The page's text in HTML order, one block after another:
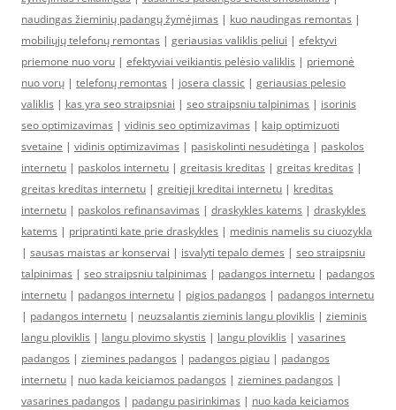
naudingas žieminių padangų žymėjimas | kuo naudingas remontas |
mobiliųjų telefonų remontas | geriausias valiklis peliui | efektyvi
priemone nuo voru | efektyviai veikiantis pelėsio valiklis | priemonė
nuo vorų | telefonų remontas | josera classic | geriausias pelesio
valiklis | kas yra seo straipsniai | seo straipsniu talpinimas | isorinis
seo optimizavimas | vidinis seo optimizavimas | kaip optimizuoti
svetaine | vidinis optimizavimas | pasiskolinti nesudėtinga | paskolos
internetu | paskolos internetu | greitasis kreditas | greitas kreditas |
greitas kreditas internetu | greitieji kreditai internetu | kreditas
internetu | paskolos refinansavimas | draskykles katems | draskykles
katems | pripratinti kate prie draskykles | medinis namelis su ciuozykla
| sausas maistas ar konservai | isvalyti tepalo demes | seo straipsniu
talpinimas | seo straipsniu talpinimas | padangos internetu | padangos
internetu | padangos internetu | pigios padangos | padangos internetu
| padangos internetu | neuzsalantis zieminis langu ploviklis | zieminis
langu ploviklis | langu plovimo skystis | langu ploviklis | vasarines
padangos | ziemines padangos | padangos pigiau | padangos
internetu | nuo kada keiciamos padangos | ziemines padangos |
vasarines padangos | padangu pasirinkimas | nuo kada keiciamos